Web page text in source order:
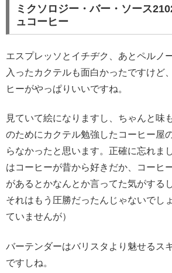
ミクソロジー・バー・ソース
ュコーヒー
エスプレッソとイチヂク、あとペルノ
入ったカクテルも面白かったですけど
ヒーがやっぱりいいですね。
見ていて絵になりますし、ちゃんと味
のためにカクテル勉強したコーヒー屋
らなかったと思います。正確に忘れま
はコーヒーが昔から好きだか、コーヒ
があるとかなんとか言ってた気がする
それはもう圧勝だったんじゃないでし
ていませんが）
バーテンダーはバリスタより魅せるス
ですしね。